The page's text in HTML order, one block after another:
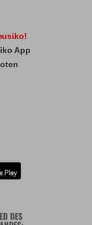
App
DES